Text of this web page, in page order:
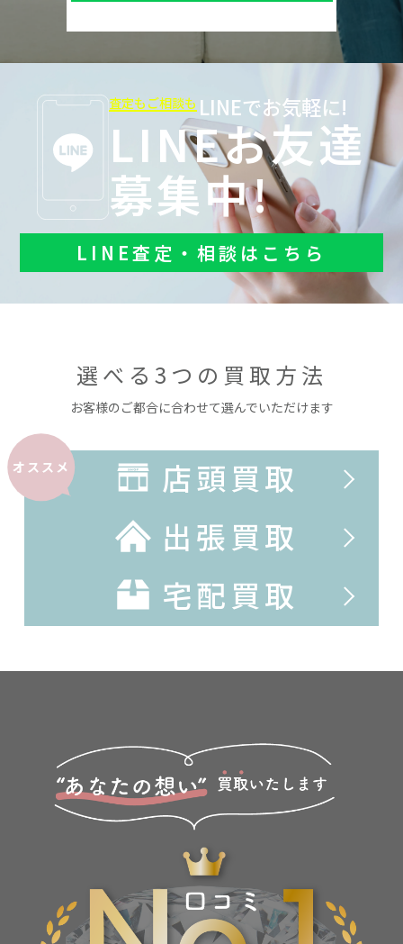
査定もご相談も LINEでお気軽に!
LINEお友達
募集中!
LINE査定・相談はこちら
選べる3つの買取方法
お客様のご都合に合わせて選んでいただけます
オススメ
店頭買取
出張買取
宅配買取